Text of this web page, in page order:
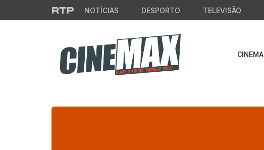
Saltar para o conteúdo principal
NOTÍCIAS DESPORTO TELEVISÃO
CINEMA